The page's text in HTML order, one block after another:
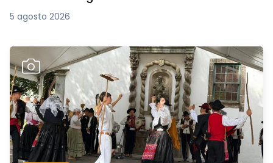
5 agosto 2026